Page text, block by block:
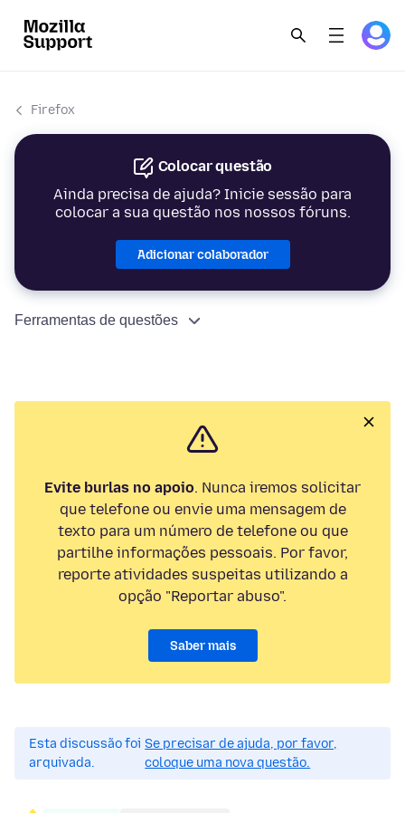
Firefox
Colocar questão
Ainda precisa de ajuda? Inicie sessão para
colocar a sua questão nos nossos fóruns.
Adicionar colaborador
Ferramentas de questões
Evite burlas no apoio. Nunca iremos solicitar
que telefone ou envie uma mensagem de
texto para um número de telefone ou que
partilhe informações pessoais. Por favor,
reporte atividades suspeitas utilizando a
opção "Reportar abuso".
Saber mais
Esta discussão foi
arquivada.
Se precisar de ajuda, por favor,
coloque uma nova questão.